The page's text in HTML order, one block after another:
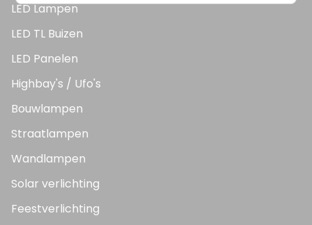
LED Lampen
LED TL Buizen
LED Panelen
Highbay's / Ufo's
Bouwlampen
Straatlampen
Wandlampen
Solar verlichting
Feestverlichting